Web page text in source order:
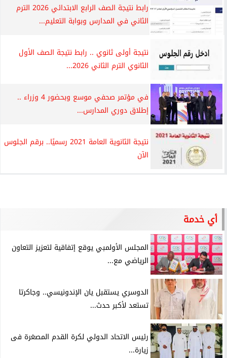
رابط نتيجة الصف الرابع الابتدائي 2026 الترم
الثاني في المدارس وبوابة التعليم...
نتيجة أولى ثانوي .. رابط نتيجة الصف الأول
الثانوي الترم الثاني 2026...
في مؤتمر صحفي موسع وبحضور 4 وزراء ..
إطلاق دوري المدارس...
نتيجة الثانوية العامة 2021 رسميًا.. برقم الجلوس
الآن
أي خدمة
المجلس الأولمبي يوقع إتفاقية لتعزيز التعاون
الرياضي مع...
الدوسري يستقبل يان الإندونيسي.. وجاكرتا
تستعد لأكبر حدث...
رئيس الاتحاد الدولي لكرة القدم المصغرة فى
زيارة...